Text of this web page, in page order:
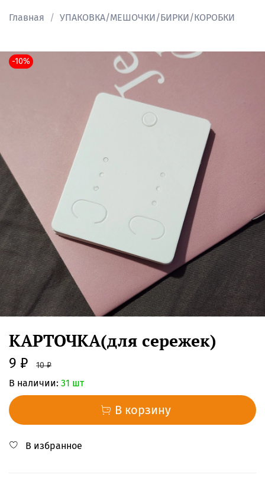
Главная УПАКОВКА/МЕШОЧКИ/БИРКИ/КОРОБКИ
-10%
КАРТОЧКА(для сережек)
9 ₽ 10 ₽
В наличии: 31 шт
В корзину
В избранное